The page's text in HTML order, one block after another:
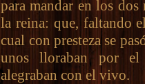
para mandar en los
la reina: que, faltando
cual con presteza se
unos lloraban por
alegraban con el vivo.